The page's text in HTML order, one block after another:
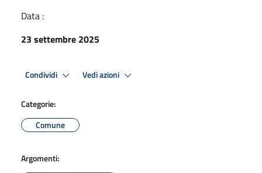
Data :
23 settembre 2025
Condividi Vedi azioni
Categorie:
Comune
Argomenti: